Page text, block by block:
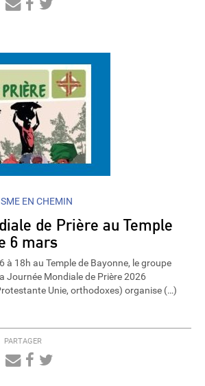
EN CHEMIN
de Prière au Temple
6 mars
à 18h au Temple de Bayonne, le groupe
Journée Mondiale de Prière 2026
Unie, orthodoxes) organise (…)
PARTAGER